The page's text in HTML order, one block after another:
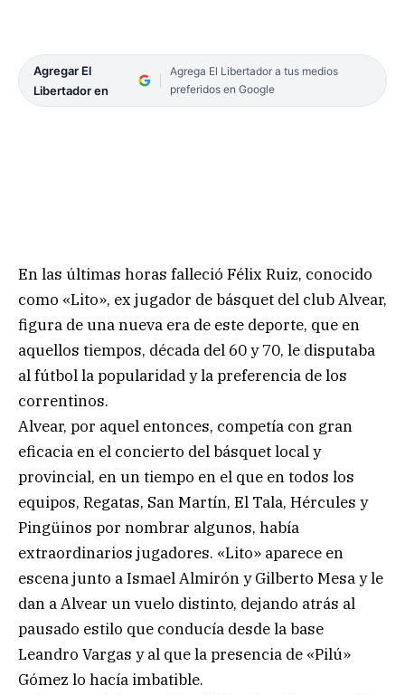
Agregar El
Libertador en
Agrega El Libertador a tus medios
preferidos en Google
En las últimas horas falleció Félix Ruiz, conocido
como «Lito», ex jugador de básquet del club Alvear,
figura de una nueva era de este deporte, que en
aquellos tiempos, década del 60 y 70, le disputaba
al fútbol la popularidad y la preferencia de los
correntinos.
Alvear, por aquel entonces, competía con gran
eficacia en el concierto del básquet local y
provincial, en un tiempo en el que en todos los
equipos, Regatas, San Martín, El Tala, Hércules y
Pingüinos por nombrar algunos, había
extraordinarios jugadores. «Lito» aparece en
escena junto a Ismael Almirón y Gilberto Mesa y le
dan a Alvear un vuelo distinto, dejando atrás al
pausado estilo que conducía desde la base
Leandro Vargas y al que la presencia de «Pilú»
Gómez lo hacía imbatible.